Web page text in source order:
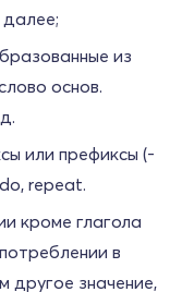
из
основ.
или префиксы (-
repeat.
кроме глагола
в
другое значение,